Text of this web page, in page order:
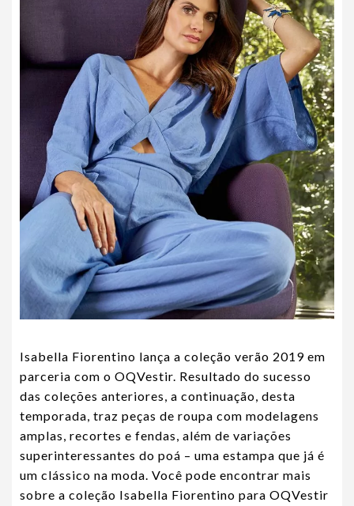
Isabella Fiorentino lança a coleção verão 2019 em
parceria com o OQVestir. Resultado do sucesso
das coleções anteriores, a continuação, desta
temporada, traz peças de roupa com modelagens
amplas, recortes e fendas, além de variações
superinteressantes do poá – uma estampa que já é
um clássico na moda. Você pode encontrar mais
sobre a coleção Isabella Fiorentino para OQVestir